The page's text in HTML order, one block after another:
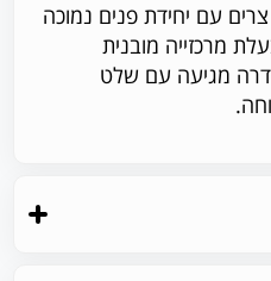
עם יחידת פנים נמוכה
בעלת מרכזייה מובנית
מגיעה עם שלט